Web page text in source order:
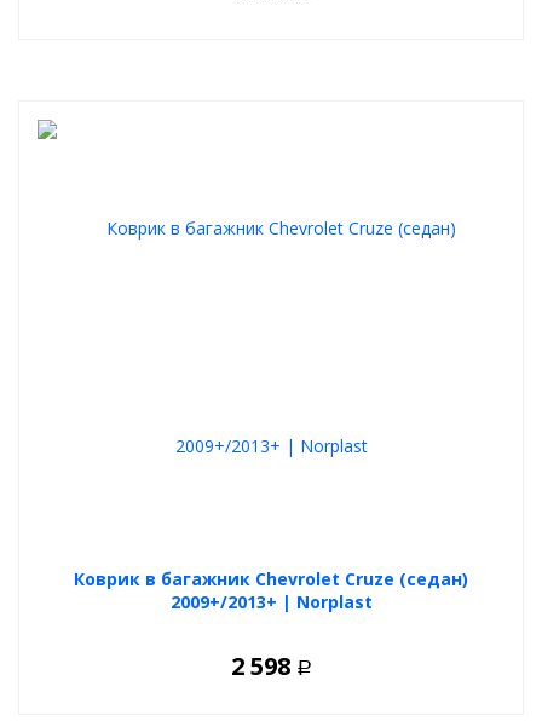
Коврик в багажник Chevrolet Cruze (седан)
2009+/2013+ | Norplast
2 598 Р